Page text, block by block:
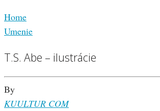
Home
Umenie
T.S. Abe – ilustrácie
By
KUULTUR COM